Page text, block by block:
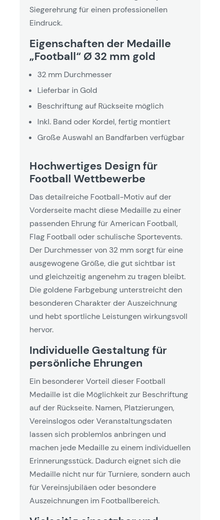
Siegerehrung für einen professionellen
Eindruck.
Eigenschaften der Medaille
„Football“ Ø 32 mm gold
32 mm Durchmesser
Lieferbar in Gold
Beschriftung auf Rückseite möglich
Inkl. Band oder Kordel, fertig montiert
Große Auswahl an Bandfarben verfügbar
Hochwertiges Design für
Football Wettbewerbe
Das detailreiche Football-Motiv auf der
Vorderseite macht diese Medaille zu einer
passenden Ehrung für American Football,
Flag Football oder schulische Sportevents.
Der Durchmesser von 32 mm sorgt für eine
ausgewogene Größe, die gut sichtbar ist
und gleichzeitig angenehm zu tragen bleibt.
Die goldene Farbgebung unterstreicht den
besonderen Charakter der Auszeichnung
und hebt sportliche Leistungen wirkungsvoll
hervor.
Individuelle Gestaltung für
persönliche Ehrungen
Ein besonderer Vorteil dieser Football
Medaille ist die Möglichkeit zur Beschriftung
auf der Rückseite. Namen, Platzierungen,
Vereinslogos oder Veranstaltungsdaten
lassen sich problemlos anbringen und
machen jede Medaille zu einem individuellen
Erinnerungsstück. Dadurch eignet sich die
Medaille nicht nur für Turniere, sondern auch
für Vereinsjubiläen oder besondere
Auszeichnungen im Footballbereich.